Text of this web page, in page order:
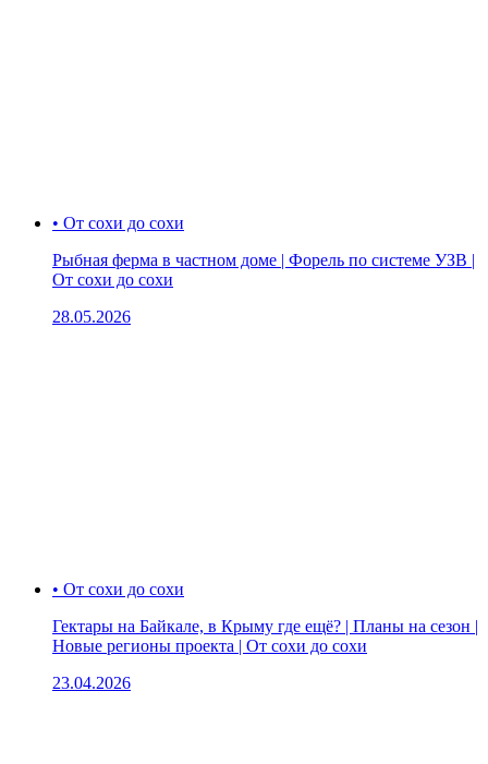
• От сохи до сохи
Рыбная ферма в частном доме | Форель по системе УЗВ |
От сохи до сохи
28.05.2026
• От сохи до сохи
Гектары на Байкале, в Крыму где ещё? | Планы на сезон |
Новые регионы проекта | От сохи до сохи
23.04.2026